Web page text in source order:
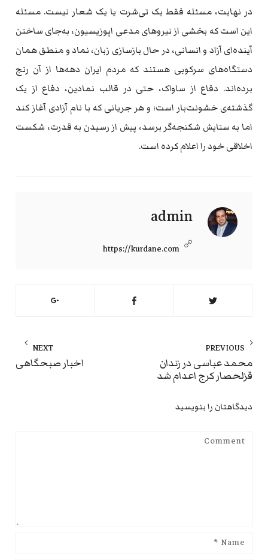
در نهایت، مسئله فقط یک تی‌شرت یا یک شعار نیست. مسئله
این است که بخشی از نیروهای مدعی اپوزیسیون، به‌جای ساختن
آینده‌ای آزاد و انسانی، در حال بازسازی زبان، نماد و منطق همان
دستگاه‌های سرکوبی هستند که مردم ایران دهه‌ها از آن رنج
برده‌اند. دفاع از ساواک، حتی در قالب نمادین، دفاع از یک
گذشته‌ی خشونت‌بار است؛ و هر جریانی که با نام آزادی آغاز کند
اما به ستایش شکنجه‌گر برسد، پیش از رسیدن به قدرت، شکست
اخلاقی خود را اعلام کرده است.
admin
https://kurdane.com
راهبری
نوشته
PREVIOUS
Previous
post:
محمد عباسی در زندان
قزلحصار کرج اعدام شد
NEXT
اخبار صبحگاهی
دیدگاهتان را بنویسید